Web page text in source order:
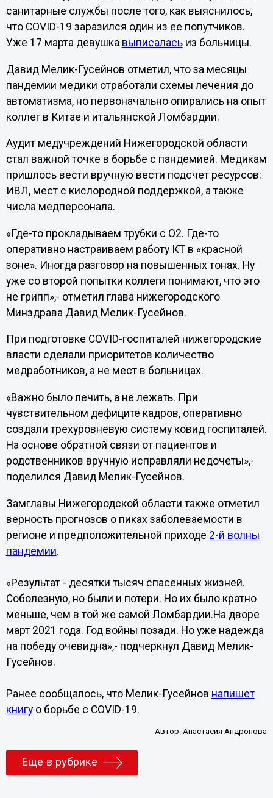
санитарные службы после того, как выяснилось,
что COVID-19 заразился один из ее попутчиков.
Уже 17 марта девушка выписаласьиз больницы.
Давид Мелик-Гусейнов отметил, что за месяцы
пандемии медики отработали схемы лечения до
автоматизма, но первоначально опирались на опыт
коллег в Китае и итальянской Ломбардии.
Аудит медучреждений Нижегородской области
стал важной точке в борьбе с пандемией. Медикам
пришлось вести вручную вести подсчет ресурсов:
ИВЛ, мест с кислородной поддержкой, а также
числа медперсонала.
«Где-то прокладываем трубки с О2. Где-то
оперативно настраиваем работу КТ в «красной
зоне». Иногда разговор на повышенных тонах. Ну
уже со второй попытки коллеги понимают, что это
не грипп»,- отметил глава нижегородского
Минздрава Давид Мелик-Гусейнов.
При подготовке COVID-госпиталей нижегородские
власти сделали приоритетов количество
медработников, а не мест в больницах.
«Важно было лечить, а не лежать. При
чувствительном дефиците кадров, оперативно
создали трехуровневую систему ковид госпиталей.
На основе обратной связи от пациентов и
родственников вручную исправляли недочеты»,-
поделился Давид Мелик-Гусейнов.
Замглавы Нижегородской области также отметил
верность прогнозов о пиках заболеваемости в
регионе и предположительной приходе 2-й волны
пандемии.
«Результат - десятки тысяч спасённых жизней.
Соболезную, но были и потери. Но их было кратно
меньше, чем в той же самой Ломбардии.На дворе
март 2021 года. Год войны позади. Но уже надежда
на победу очевидна»,- подчеркнул Давид Мелик-
Гусейнов.
Ранее сообщалось, что Мелик-Гусейнов напишет
книгуо борьбе с COVID-19.
Автор: Анастасия Андронова
Еще в рубрике